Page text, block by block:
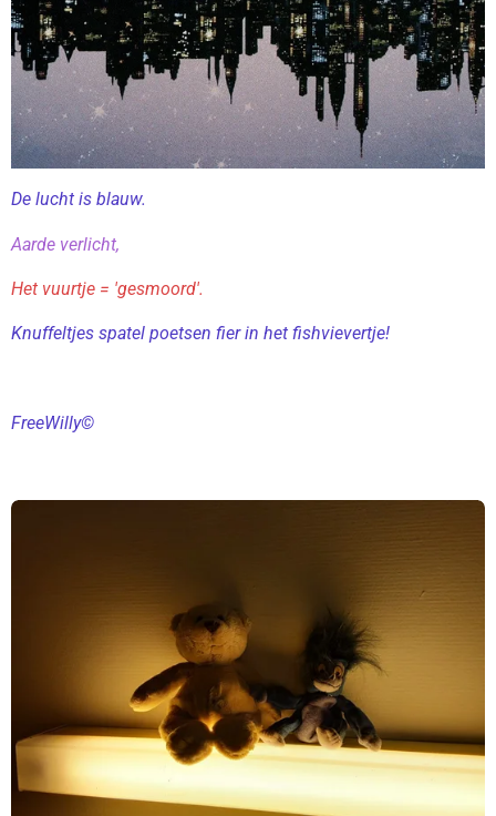
De lucht is blauw.
Aarde verlicht,
Het vuurtje = 'gesmoord'.
Knuffeltjes spatel poetsen fier in het fishvievertje!
FreeWilly©